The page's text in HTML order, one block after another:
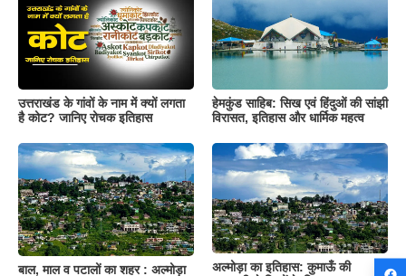
उत्तराखंड के गांवों के नाम में क्यों लगता
है कोट? जानिए रोचक इतिहास
हेमकुंड साहिब: सिख एवं हिंदुओं की सांझी
विरासत, इतिहास और धार्मिक महत्व
बाल, माल व पटालों का शहर : अल्मोड़ा
अल्मोड़ा का इतिहास: कुमाऊँ की